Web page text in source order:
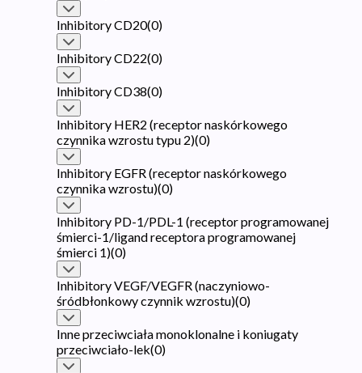
Inhibitory CD20(0)
Inhibitory CD22(0)
Inhibitory CD38(0)
Inhibitory HER2 (receptor naskórkowego
czynnika wzrostu typu 2)(0)
Inhibitory EGFR (receptor naskórkowego
czynnika wzrostu)(0)
Inhibitory PD-1/PDL-1 (receptor programowanej
śmierci-1/ligand receptora programowanej
śmierci 1)(0)
Inhibitory VEGF/VEGFR (naczyniowo-
śródbłonkowy czynnik wzrostu)(0)
Inne przeciwciała monoklonalne i koniugaty
przeciwciało-lek(0)